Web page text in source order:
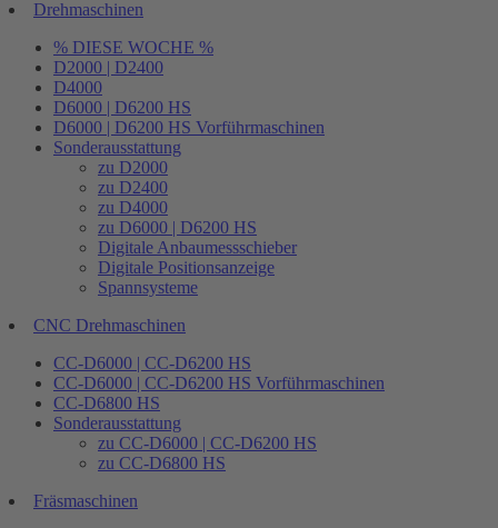
Drehmaschinen
% DIESE WOCHE %
D2000 | D2400
D4000
D6000 | D6200 HS
D6000 | D6200 HS Vorführmaschinen
Sonderausstattung
zu D2000
zu D2400
zu D4000
zu D6000 | D6200 HS
Digitale Anbaumessschieber
Digitale Positionsanzeige
Spannsysteme
CNC Drehmaschinen
CC-D6000 | CC-D6200 HS
CC-D6000 | CC-D6200 HS Vorführmaschinen
CC-D6800 HS
Sonderausstattung
zu CC-D6000 | CC-D6200 HS
zu CC-D6800 HS
Fräsmaschinen